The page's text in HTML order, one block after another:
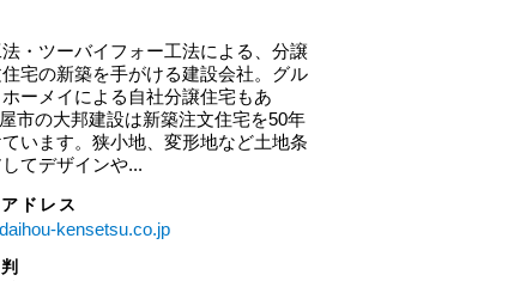
・ツーバイフォー工法による、分譲
宅の新築を手がける建設会社。グル
ーメイによる自社分譲住宅もあ
市の大邦建設は新築注文住宅を50年
います。狭小地、変形地など土地条
てデザインや...
ドレス
kensetsu.co.jp